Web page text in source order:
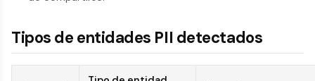
Tipos de entidades PII detectados